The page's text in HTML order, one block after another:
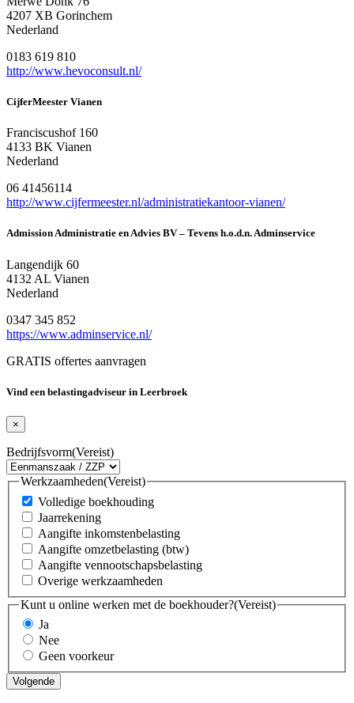
4207 XB Gorinchem
Nederland
0183 619 810
http://www.hevoconsult.nl/
CijferMeester Vianen
Franciscushof 160
4133 BK Vianen
Nederland
06 41456114
http://www.cijfermeester.nl/administratiekantoor-vianen/
Admission Administratie en Advies BV – Tevens h.o.d.n. Adminservice
Langendijk 60
4132 AL Vianen
Nederland
0347 345 852
https://www.adminservice.nl/
GRATIS offertes aanvragen
Vind een belastingadviseur in Leerbroek
×
Bedrijfsvorm(Vereist)
Werkzaamheden(Vereist)
Volledige boekhouding
Jaarrekening
Aangifte inkomstenbelasting
Aangifte omzetbelasting (btw)
Aangifte vennootschapsbelasting
Overige werkzaamheden
Kunt u online werken met de boekhouder?(Vereist)
Ja
Nee
Geen voorkeur